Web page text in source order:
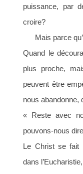
puissance, par
croire?
Mais parce
Quand le
plus proche,
peuvent être
nous abandonne,
« Reste avec
pouvons-nous
Le Christ se fait
dans